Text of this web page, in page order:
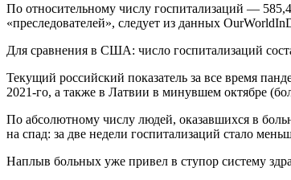
По относительному числу госпитализаций —
«преследователей», следует из данных
Для сравнения в США: число госпитализаций
Текущий российский показатель за все время
2021-го, а также в Латвии в минувшем октябре
По абсолютному числу людей, оказавшихся в
на спад: за две недели госпитализаций стало
Наплыв больных уже привел в ступор систему